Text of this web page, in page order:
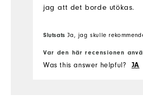
jag att det borde utökas.
Slutsats Ja, jag skulle
Var den här recensionen
Was this answer helpful? JA